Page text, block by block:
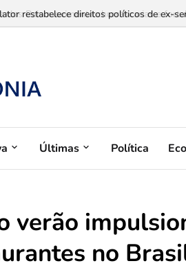
restabelece direitos políticos de ex-
Últimas Política
verão
no